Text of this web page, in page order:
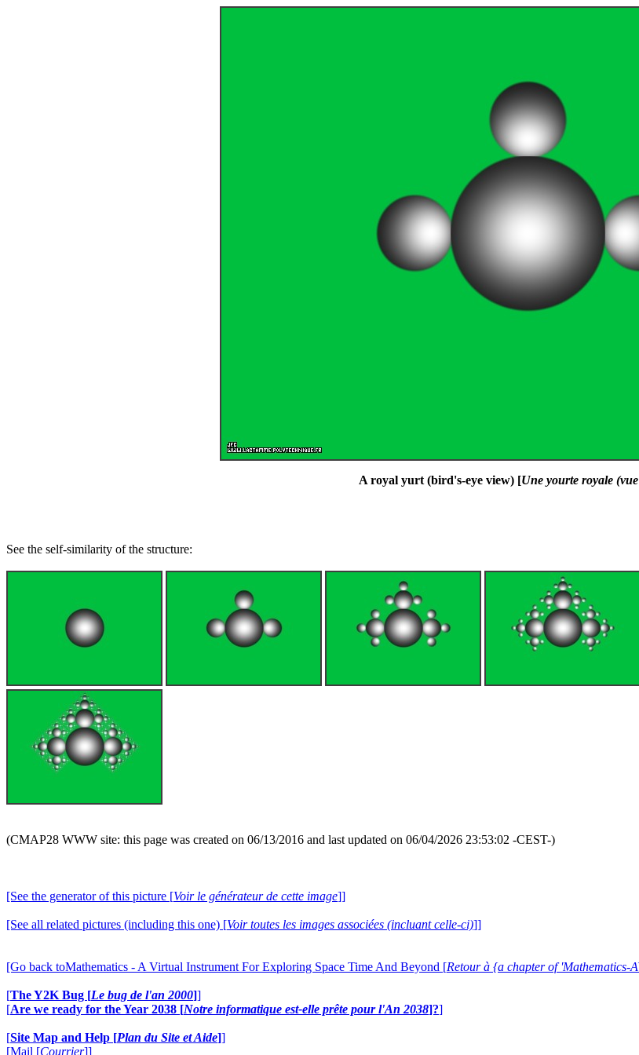
A royal yurt (bird's-eye view) [Une yourte royale
See the self-similarity of the structure:
(CMAP28 WWW site: this page was created on 06/13/2016 and last updated on 06/04/2026 23:53:02 -CEST-)
[See the generator of this picture [Voir le générateur de cette image]]
[See all related pictures (including this one) [Voir toutes les images associées (incluant celle-ci)]]
[Go back toMathematics - A Virtual Instrument For Exploring Space Time And Beyond [Retour à {a chapter of 'Mathematics-
[The Y2K Bug [Le bug de l'an 2000]]
[Are we ready for the Year 2038 [Notre informatique est-elle prête pour l'An 2038]?]
[Site Map and Help [Plan du Site et Aide]]
[Mail [Courrier]]